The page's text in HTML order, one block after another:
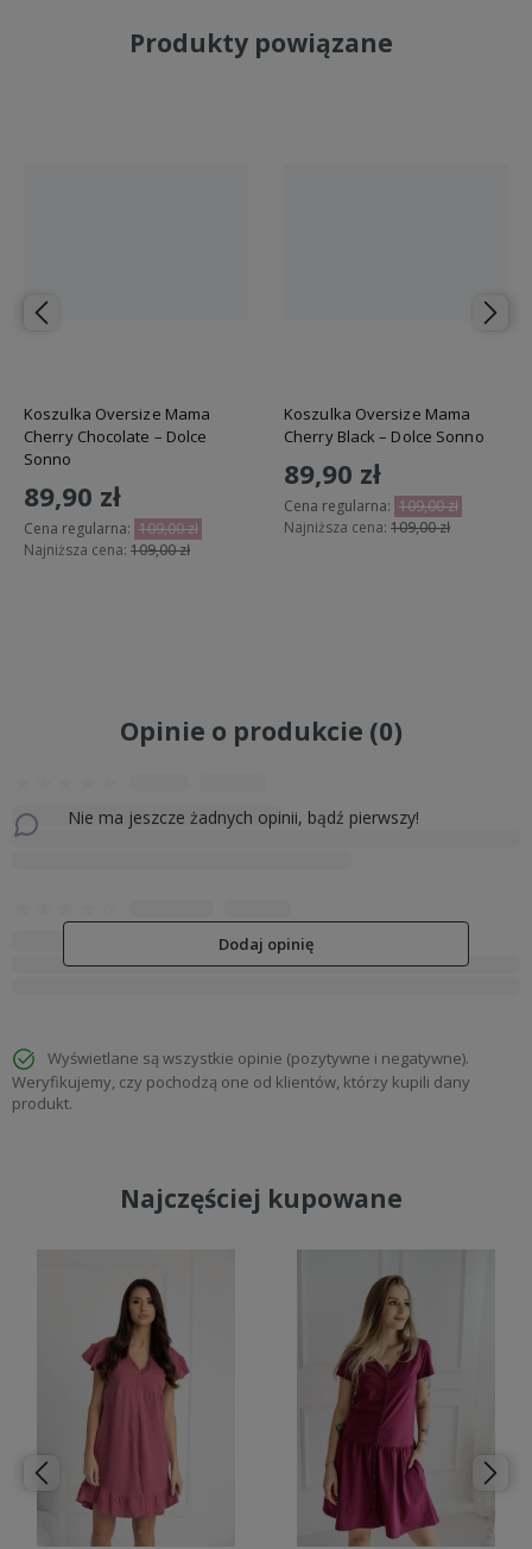
Produkty powiązane
Koszulka Oversize Mama
Cherry Chocolate – Dolce
Sonno
89,90 zł
Cena regularna: 109,00 zł
Najniższa cena: 109,00 zł
Koszulka Oversize Mama
Cherry Black – Dolce Sonno
89,90 zł
Cena regularna: 109,00 zł
Najniższa cena: 109,00 zł
Opinie o produkcie (0)
Nie ma jeszcze żadnych opinii, bądź pierwszy!
Dodaj opinię
Wyświetlane są wszystkie opinie (pozytywne i negatywne).
Weryfikujemy, czy pochodzą one od klientów, którzy kupili dany
produkt.
Najczęściej kupowane